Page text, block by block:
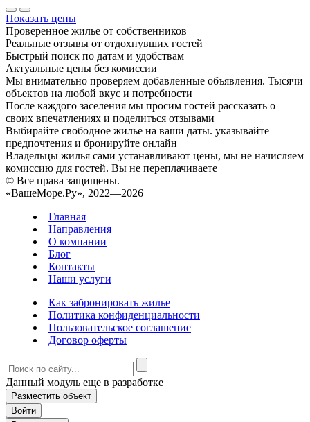
Показать цены
Проверенное жилье от собственников
Реальные отзывы от отдохнувших гостей
Быстрый поиск по датам и удобствам
Актуальные цены без комиссии
Мы внимательно проверяем добавленные объявления. Тысячи
объектов на любой вкус и потребности
После каждого заселения мы просим гостей рассказать о
своих впечатлениях и поделиться отзывами
Выбирайте свободное жилье на ваши даты. указывайте
предпочтения и бронируйте онлайн
Владельцы жилья сами устанавливают цены, мы не начисляем
комиссию для гостей. Вы не переплачиваете
© Все права защищены.
«ВашеМоре.Ру», 2022—2026
Главная
Направления
О компании
Блог
Контакты
Наши услуги
Как забронировать жилье
Политика конфиденциальности
Пользовательское соглашение
Договор оферты
Данный модуль еще в разработке
Разместить объект
Войти